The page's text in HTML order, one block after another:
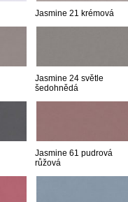
Jasmine 21 krémová
Jasmine 24 světle
šedohnědá
Jasmine 61 pudrová
růžová